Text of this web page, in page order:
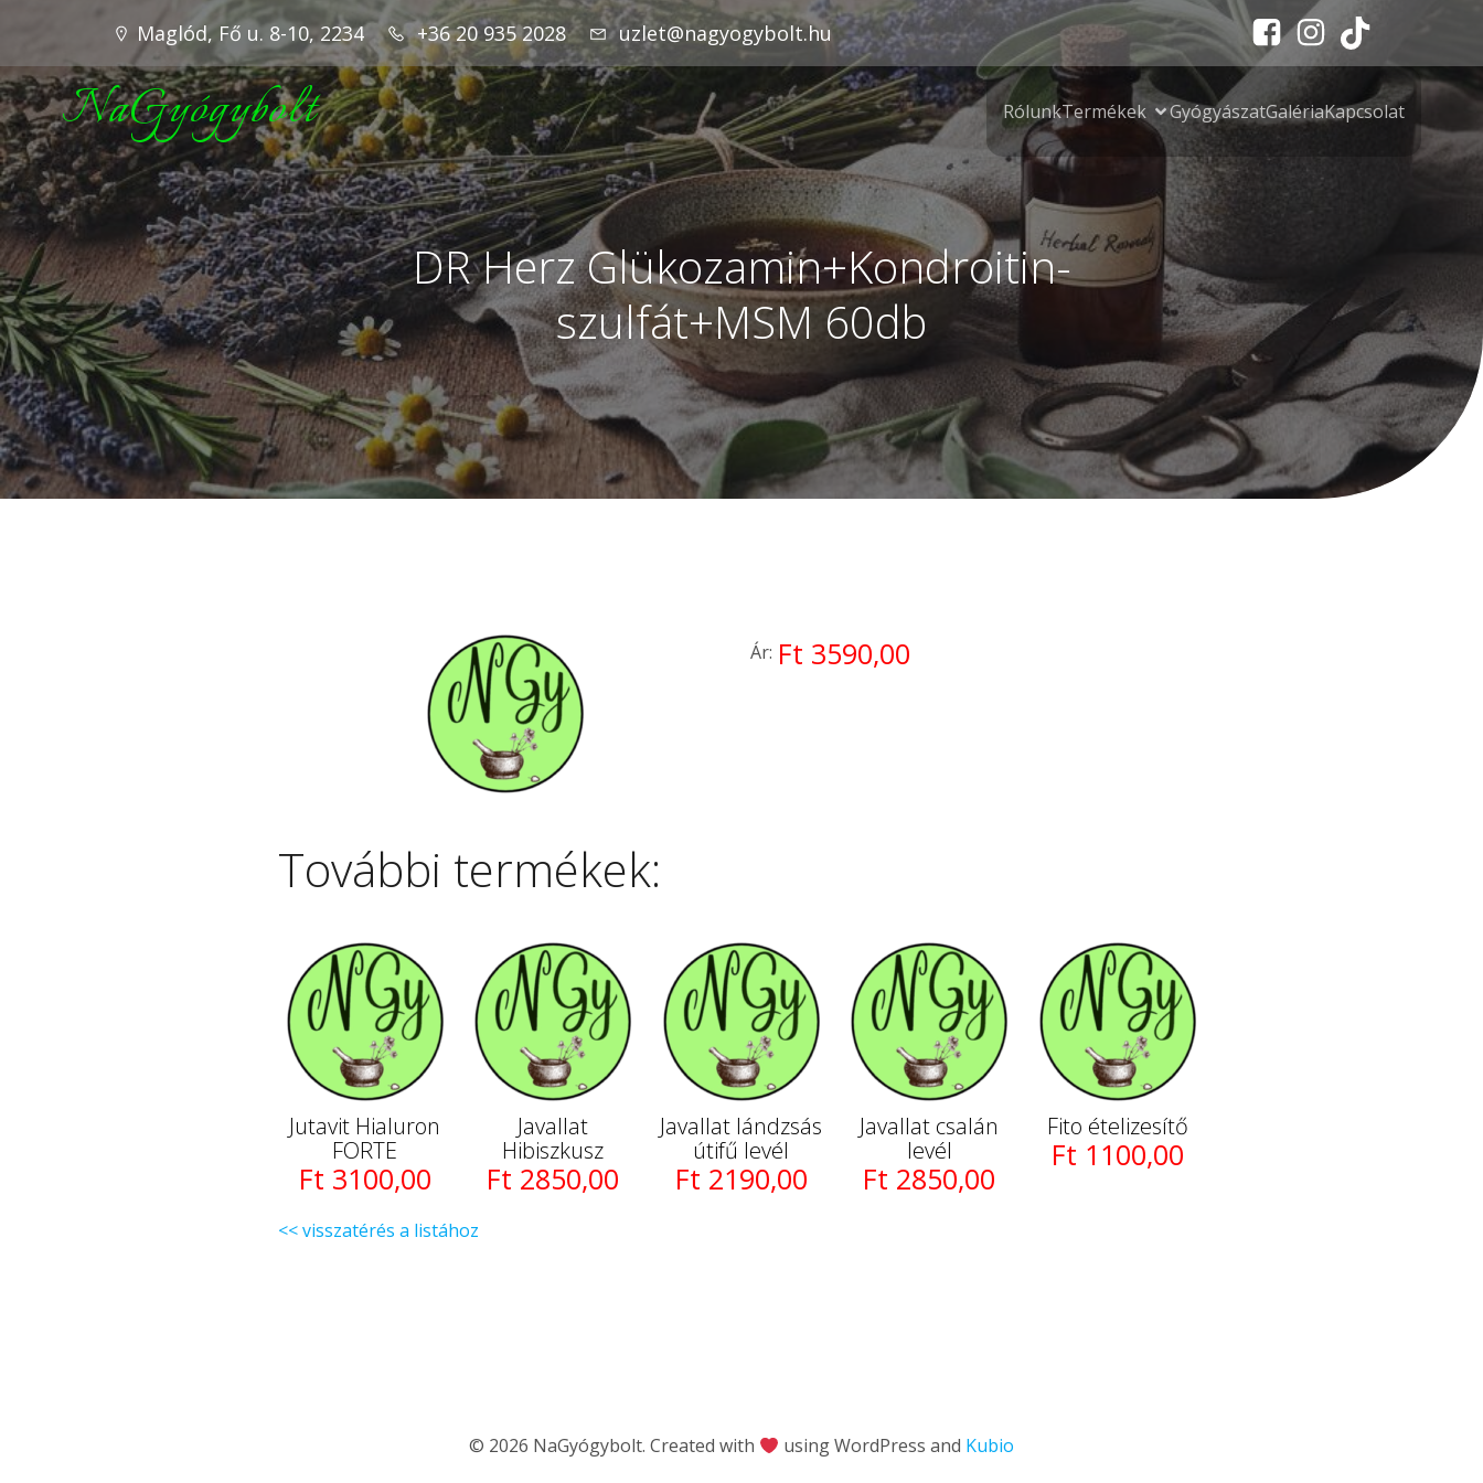
Maglód, Fő u. 8-10, 2234 +36 20 935 2028 uzlet@nagyogybolt.hu
NaGyógybolt RólunkTermékek GyógyászatGalériaKapcsolat
DR Herz Glükozamin+Kondroitin-
szulfát+MSM 60db
Ár: Ft 3590,00
További termékek:
Jutavit Hialuron
FORTE
Ft 3100,00
Javallat
Hibiszkusz
Ft 2850,00
Javallat lándzsás
útifű levél
Ft 2190,00
Javallat csalán
levél
Ft 2850,00
Fito ételizesítő
Ft 1100,00
<< visszatérés a listához
© 2026 NaGyógybolt. Created with using WordPress and Kubio